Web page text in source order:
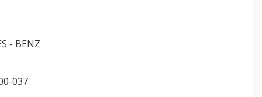
- BENZ
037